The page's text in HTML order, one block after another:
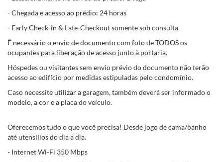
- Chegada e acesso ao prédio: 24 horas
- Early Check-in & Late-Checkout somente sob consulta
É necessário o envio de documento com foto de TODOS os
ocupantes para liberação de acesso junto à portaria.
Hóspedes ou visitantes sem envio prévio do documento não terão
acesso ao edifício por medidas estipuladas pelo condomínio.
Caso necessite utilizar a garagem, também deverá ser informado o
modelo, a cor e a placa do veículo.
Oferecemos tudo o que você precisa! Desde jogo de cama/banho
até utensílios do dia a dia.
- Internet Wi-Fi 350 Mbps